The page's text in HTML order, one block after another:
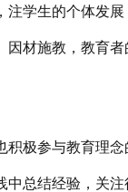
注学生的个体发
因材施教，教育
积极参与教育理
中总结经验，关